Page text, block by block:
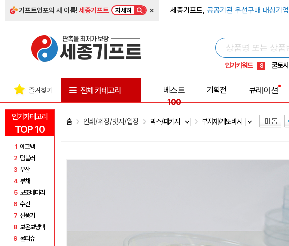
기프트인포의 새 이름!세종기프트 자세히 × 세종기프트, 공공기관 우선구매 대상기업
인기키워드
5 키캡
8 쿨토시
9 넥쿨러
1 선풍기
인기카테고리
TOP 10
1 에코백
2 텀블러
3 우산
4 부채
5 보조배터리
6 수건
7 선풍기
8 보온보냉백
9 물티슈
즐겨찾기 전체 카테고리
베스트
100
기획전 큐레이션
홈 인쇄/휘장/뱃지/업장 박스/패키지 부자재/게또바시